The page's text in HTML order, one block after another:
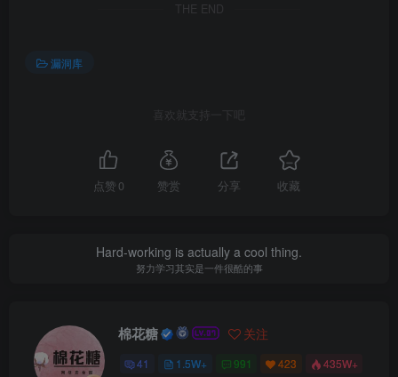
THE END
漏洞库
喜欢就支持一下吧
点赞 0 赞赏 分享 收藏
Hard-working is actually a cool thing.
努力学习其实是一件很酷的事
棉花糖 关注
41 1.5W+ 991 423 435W+